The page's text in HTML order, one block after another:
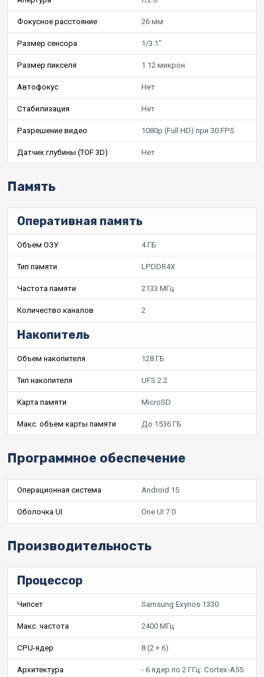
Фокусное расстояние 26 мм
Размер сенсора 1/3.1"
Размер пикселя 1.12 микрон
Автофокус Нет
Стабилизация Нет
Разрешение видео 1080p (Full HD) при 30 FPS
Датчик глубины (TOF 3D) Нет
Память
Оперативная память
Объем ОЗУ 4 ГБ
Тип памяти LPDDR4X
Частота памяти 2133 МГц
Количество каналов 2
Накопитель
Объем накопителя 128 ГБ
Тип накопителя UFS 2.2
Карта памяти MicroSD
Макс. объем карты памяти До 1536 ГБ
Программное обеспечение
Операционная система Android 15
Оболочка UI One UI 7.0
Производительность
Процессор
Чипсет Samsung Exynos 1330
Макс. частота 2400 МГц
CPU-ядер 8 (2 + 6)
Архитектура
- 6 ядер по 2 ГГц: Cortex-A55